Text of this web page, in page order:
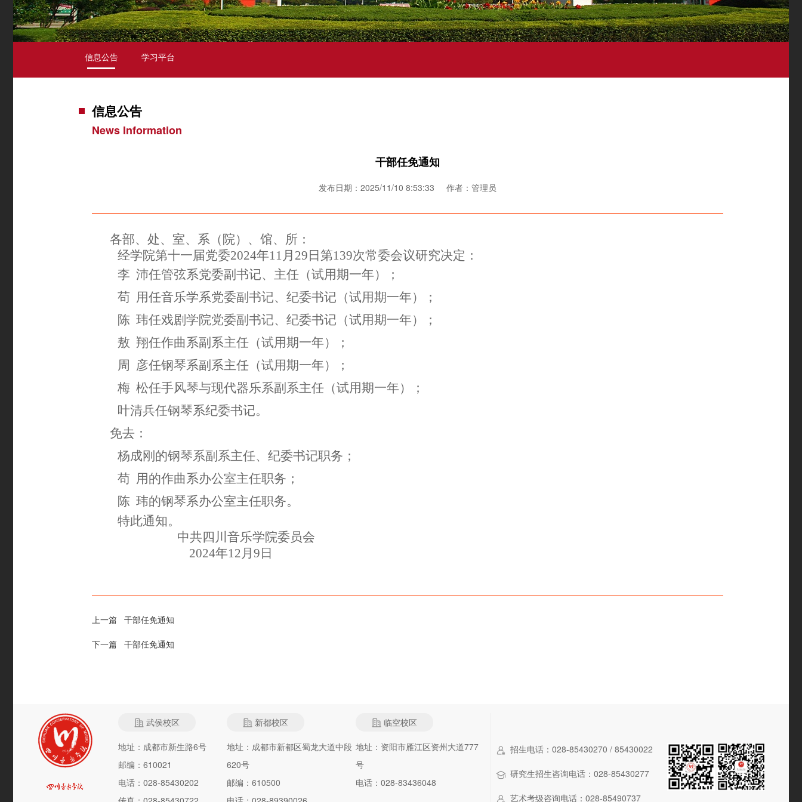
信息公告 学习平台
信息公告
News Information
干部任免通知
发布日期：2025/11/10 8:53:33 作者：管理员
各部、处、室、系（院）、馆、所：
经学院第十一届党委2024年11 月 29 日 第139次常委会议研究决定：
李 沛任管弦系党委副书记、主任（试用期一年）；
苟 用任音乐学系党委副书记、纪委书记（试用期一年）；
陈 玮任戏剧学院党委副书记、纪委书记（试用期一年）；
敖 翔任作曲系副系主任（试用期一年）；
周
彦任钢琴系副系主任（试用期一年）；
梅 松任手风琴与现代器乐系副系主任（试用期一年）；
叶清兵任钢琴系纪委书记。
免去：
杨成刚的钢琴系副系主任、纪委书记职务；
苟 用的作曲系办公室主任职务；
陈 玮的钢琴系办公室主任职务。
特此通知。
中共四川音乐学院委员会
2024年12月9日
上一篇 干部任免通知
下一篇 干部任免通知
武侯校区
地址：成都市新生路6号
邮编：610021
电话：028-85430202
新都校区
地址：成都市新都区蜀龙大道中段
620号
邮编：610500
临空校区
地址：资阳市雁江区资州大道777
号
电话：028-83436048
招生电话：028-85430270 / 85430022
研究生招生咨询电话：028-85430277
艺术考级咨询电话：028-85490737